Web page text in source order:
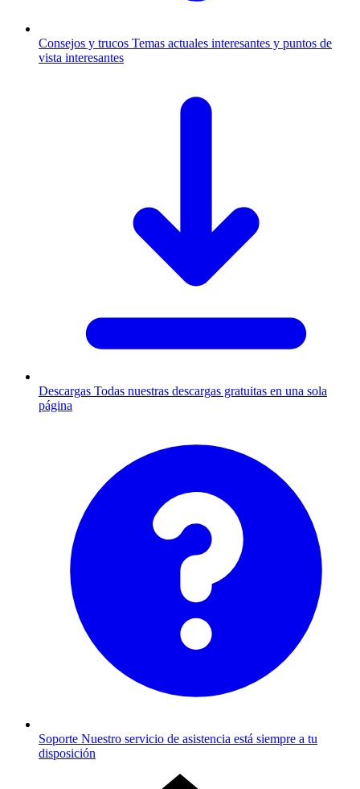
Consejos y trucos Temas actuales interesantes y puntos de
vista interesantes
Descargas Todas nuestras descargas gratuitas en una sola
página
Soporte Nuestro servicio de asistencia está siempre a tu
disposición